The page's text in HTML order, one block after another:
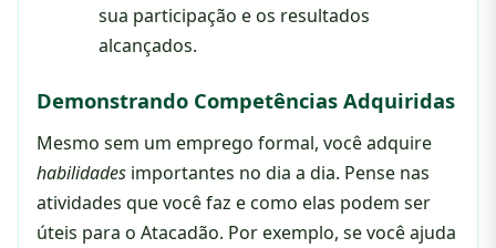
sua participação e os resultados
alcançados.
Demonstrando Competências Adquiridas
Mesmo sem um emprego formal, você adquire
habilidades importantes no dia a dia. Pense nas
atividades que você faz e como elas podem ser
úteis para o Atacadão. Por exemplo, se você ajuda